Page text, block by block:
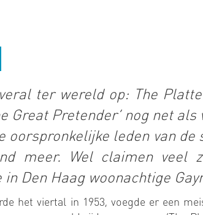
ter wereld op: The
Great Pretender’ nog net
oorspronkelijke leden van
meer. Wel claimen veel
Den Haag woonachtige
het viertal in 1953, voegde er een